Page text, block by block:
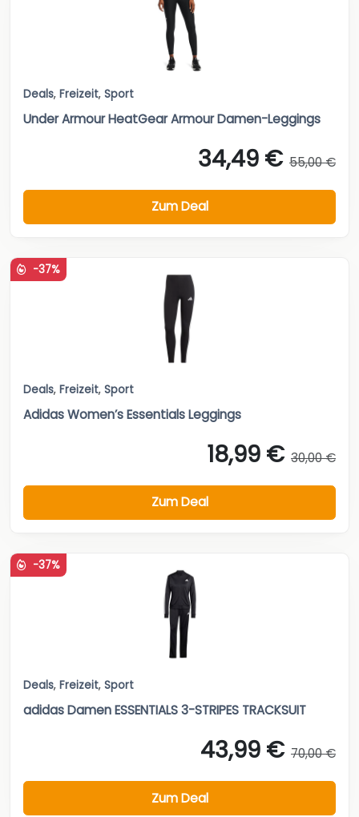
Deals, Freizeit, Sport
Under Armour HeatGear Armour Damen-Leggings
34,49 € 55,00 €
Zum Deal
-37%
Deals, Freizeit, Sport
Adidas Women’s Essentials Leggings
18,99 € 30,00 €
Zum Deal
-37%
Deals, Freizeit, Sport
adidas Damen ESSENTIALS 3-STRIPES TRACKSUIT
43,99 € 70,00 €
Zum Deal